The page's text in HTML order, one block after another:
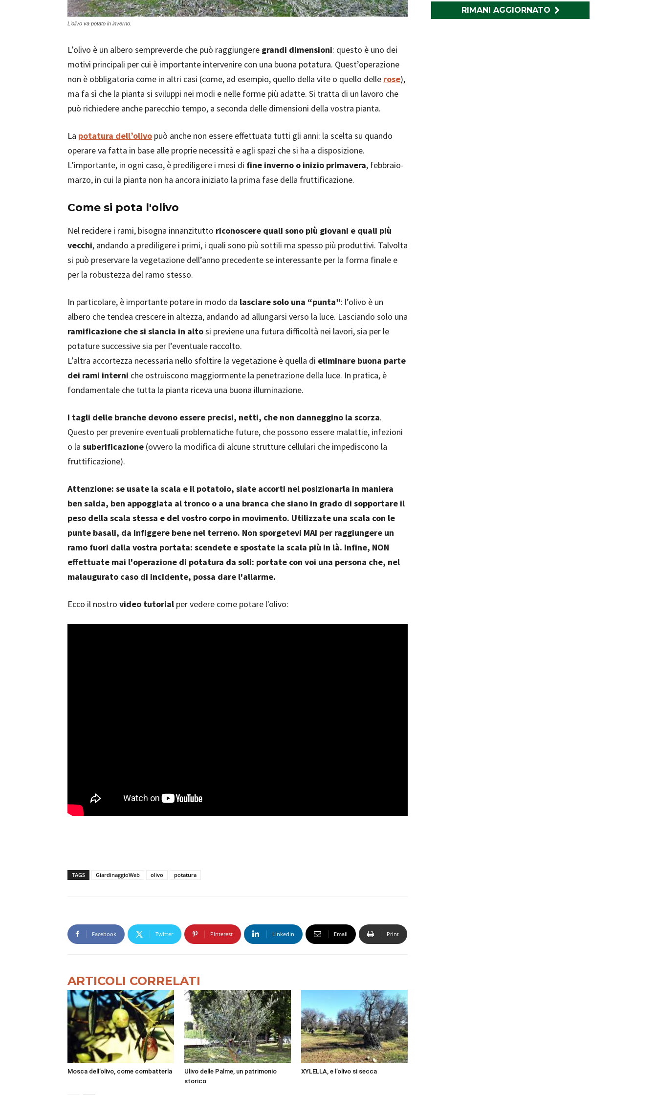
L'olivo va potato in inverno.
L’olivo è un albero sempreverde che può raggiungere grandi dimensioni: questo è uno dei
motivi principali per cui è importante intervenire con una buona potatura. Quest’operazione
non è obbligatoria come in altri casi (come, ad esempio, quello della vite o quello delle rose),
ma fa sì che la pianta si sviluppi nei modi e nelle forme più adatte. Si tratta di un lavoro che
può richiedere anche parecchio tempo, a seconda delle dimensioni della vostra pianta.
La potatura dell’olivo può anche non essere effettuata tutti gli anni: la scelta su quando
operare va fatta in base alle proprie necessità e agli spazi che si ha a disposizione.
L’importante, in ogni caso, è prediligere i mesi di fine inverno o inizio primavera, febbraio-
marzo, in cui la pianta non ha ancora iniziato la prima fase della fruttificazione.
Come si pota l'olivo
Nel recidere i rami, bisogna innanzitutto riconoscere quali sono più giovani e quali più
vecchi, andando a prediligere i primi, i quali sono più sottili ma spesso più produttivi. Talvolta
si può preservare la vegetazione dell’anno precedente se interessante per la forma finale e
per la robustezza del ramo stesso.
In particolare, è importante potare in modo da lasciare solo una “punta”: l’olivo è un
albero che tendea crescere in altezza, andando ad allungarsi verso la luce. Lasciando solo una
ramificazione che si slancia in altosi previene una futura difficoltà nei lavori, sia per le
potature successive sia per l’eventuale raccolto.
L’altra accortezza necessaria nello sfoltire la vegetazione è quella di eliminare buona parte
dei rami interni che ostruiscono maggiormente la penetrazione della luce. In pratica, è
fondamentale che tutta la pianta riceva una buona illuminazione.
I tagli delle branche devono essere precisi, netti, che non danneggino la scorza.
Questo per prevenire eventuali problematiche future, che possono essere malattie, infezioni
o la suberificazione (ovvero la modifica di alcune strutture cellulari che impediscono la
fruttificazione).
Attenzione: se usate la scala e il potatoio, siate accorti nel posizionarla in maniera
ben salda, ben appoggiata al tronco o a una branca che siano in grado di sopportare il
peso della scala stessa e del vostro corpo in movimento. Utilizzate una scala con le
punte basali, da infiggere bene nel terreno. Non sporgetevi MAI per raggiungere un
ramo fuori dalla vostra portata: scendete e spostate la scala più in là. Infine, NON
effettuate mai l'operazione di potatura da soli: portate con voi una persona che, nel
malaugurato caso di incidente, possa dare l'allarme.
Ecco il nostro video tutorial per vedere come potare l'olivo:
TAGS GiardinaggioWeb olivo potatura
Facebook Twitter Pinterest Linkedin Email Print
ARTICOLI CORRELATI
Mosca dell’olivo, come combatterla
Ulivo delle Palme, un patrimonio
storico
XYLELLA, e l’olivo si secca
RIMANI AGGIORNATO